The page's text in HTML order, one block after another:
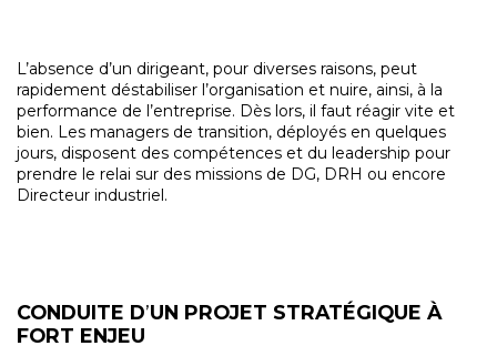
L’absence d’un dirigeant, pour diverses raisons, peut
rapidement déstabiliser l’organisation et nuire, ainsi, à la
performance de l’entreprise. Dès lors, il faut réagir vite et
bien. Les managers de transition, déployés en quelques
jours, disposent des compétences et du leadership pour
prendre le relai sur des missions de DG, DRH ou encore
Directeur industriel.
CONDUITE D’UN PROJET STRATÉGIQUE À
FORT ENJEU